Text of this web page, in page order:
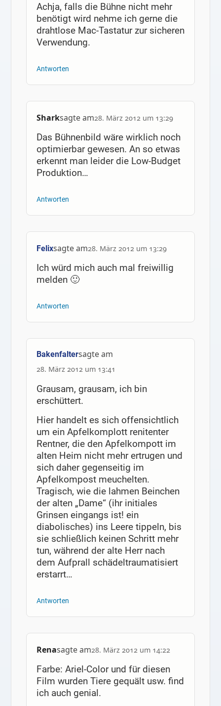
Achja, falls die Bühne nicht mehr
benötigt wird nehme ich gerne die
drahtlose Mac-Tastatur zur sicheren
Verwendung.
Antworten
Sharksagte am28. März 2012 um 13:29
Das Bühnenbild wäre wirklich noch
optimierbar gewesen. An so etwas
erkennt man leider die Low-Budget
Produktion…
Antworten
Felixsagte am28. März 2012 um 13:29
Ich würd mich auch mal freiwillig
melden 🙂
Antworten
Bakenfaltersagte am
28. März 2012 um 13:41
Grausam, grausam, ich bin
erschüttert.
Hier handelt es sich offensichtlich
um ein Apfelkomplott renitenter
Rentner, die den Apfelkompott im
alten Heim nicht mehr ertrugen und
sich daher gegenseitig im
Apfelkompost meuchelten.
Tragisch, wie die lahmen Beinchen
der alten „Dame“ (ihr initiales
Grinsen eingangs ist! ein
diabolisches) ins Leere tippeln, bis
sie schließlich keinen Schritt mehr
tun, während der alte Herr nach
dem Aufprall schädeltraumatisiert
erstarrt…
Antworten
Renasagte am28. März 2012 um 14:22
Farbe: Ariel-Color und für diesen
Film wurden Tiere gequält usw. find
ich auch genial.